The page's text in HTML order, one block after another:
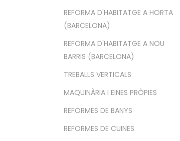
REFORMA D'HABITATGE A HORTA
(BARCELONA)
REFORMA D'HABITATGE A NOU
BARRIS (BARCELONA)
TREBALLS VERTICALS
MAQUINÀRIA I EINES PRÒPIES
REFORMES DE BANYS
REFORMES DE CUINES